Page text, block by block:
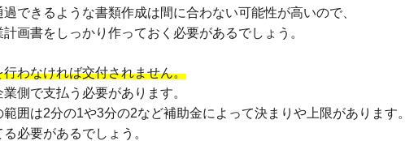
できるような書類作成は間に合わない可能性が高いので、
画書をしっかり作っておく必要があるでしょう。
わなければ交付されません。
側で支払う必要があります。
囲は2分の1や3分の2など補助金によって決まりや上限があります。
必要があるでしょう。